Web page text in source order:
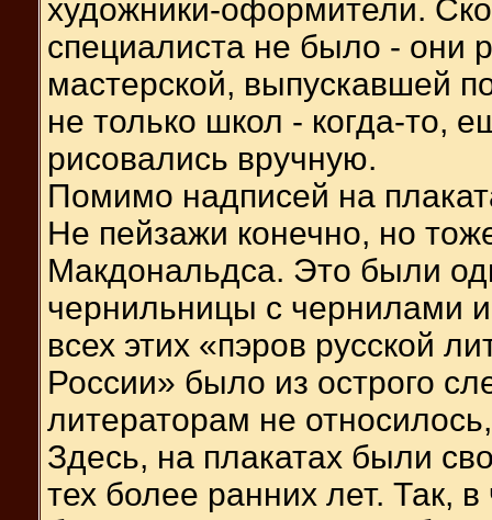
художники-оформители.
специалиста не было - они
мастерской, выпускавшей
не только школ - когда-то,
рисовались вручную.
Помимо надписей на
Не пейзажи конечно, но
Макдональдса. Это были
чернильницы с чернилами
всех этих «пэров русской
России» было из острого
литераторам не
Здесь, на плакатах были
тех более ранних лет. Так,